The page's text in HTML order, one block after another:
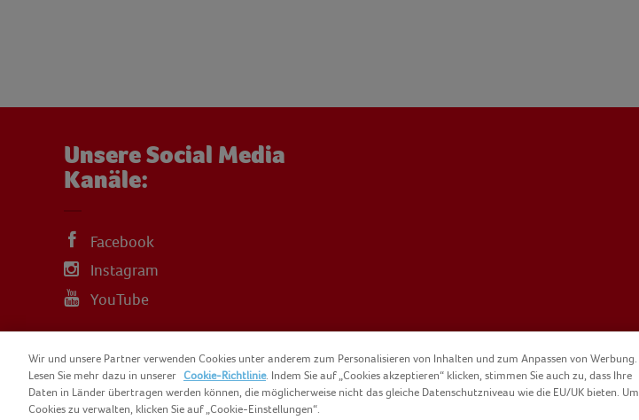
Unsere Social Media
Kanäle:
Facebook
Instagram
YouTube
COPYRIGHT IGLO 2025 SITEMAP COOKIE-RICHTLINIE
Wir und unsere Partner verwenden Cookies unter anderem zum Personalisieren von Inhalten und zum Anpassen von Werbung.
Lesen Sie mehr dazu in unserer Cookie-Richtlinie. Indem Sie auf „Cookies akzeptieren“ klicken, stimmen Sie auch zu, dass Ihre
Daten in Länder übertragen werden können, die möglicherweise nicht das gleiche Datenschutzniveau wie die EU/UK bieten. Um
Cookies zu verwalten, klicken Sie auf „Cookie-Einstellungen“.